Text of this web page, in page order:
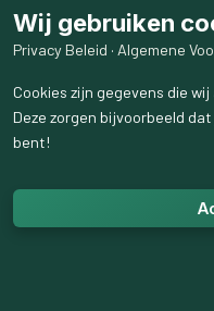
Wij gebruiken
Privacy Beleid · Algemene
Cookies zijn gegevens die
Deze zorgen bijvoorbeeld
bent!